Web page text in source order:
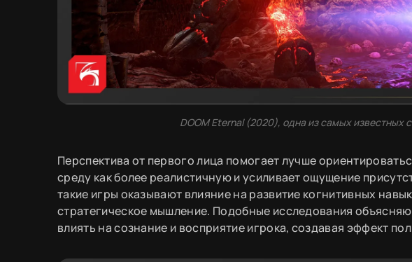
DOOM Eternal (2020), одна из самых известных
Перспектива от первого лица помогает лучше
среду как более реалистичную и усиливает ощущение
такие игры оказывают влияние на развитие когнитивных
стратегическое мышление. Подобные исследования
влиять на сознание и восприятие игрока, создавая эффект